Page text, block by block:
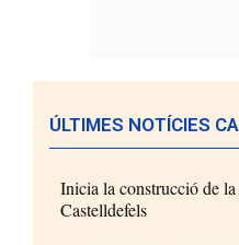
ÚLTIMES NOTÍCIES
Inicia la construcció de
Castelldefels